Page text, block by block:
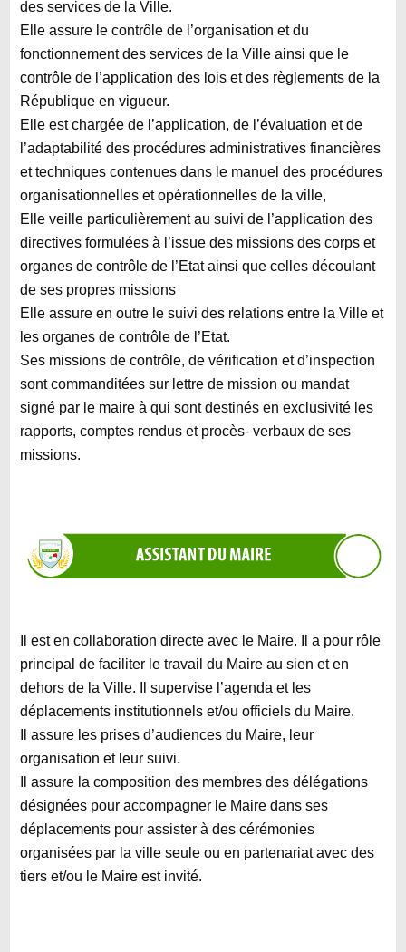
des services de la Ville.
Elle assure le contrôle de l’organisation et du
fonctionnement des services de la Ville ainsi que le
contrôle de l’application des lois et des règlements de la
République en vigueur.
Elle est chargée de l’application, de l’évaluation et de
l’adaptabilité des procédures administratives financières
et techniques contenues dans le manuel des procédures
organisationnelles et opérationnelles de la ville,
Elle veille particulièrement au suivi de l’application des
directives formulées à l’issue des missions des corps et
organes de contrôle de l’Etat ainsi que celles découlant
de ses propres missions
Elle assure en outre le suivi des relations entre la Ville et
les organes de contrôle de l’Etat.
Ses missions de contrôle, de vérification et d’inspection
sont commanditées sur lettre de mission ou mandat
signé par le maire à qui sont destinés en exclusivité les
rapports, comptes rendus et procès- verbaux de ses
missions.
Il est en collaboration directe avec le Maire. Il a pour rôle
principal de faciliter le travail du Maire au sien et en
dehors de la Ville. Il supervise l’agenda et les
déplacements institutionnels et/ou officiels du Maire.
Il assure les prises d’audiences du Maire, leur
organisation et leur suivi.
Il assure la composition des membres des délégations
désignées pour accompagner le Maire dans ses
déplacements pour assister à des cérémonies
organisées par la ville seule ou en partenariat avec des
tiers et/ou le Maire est invité.